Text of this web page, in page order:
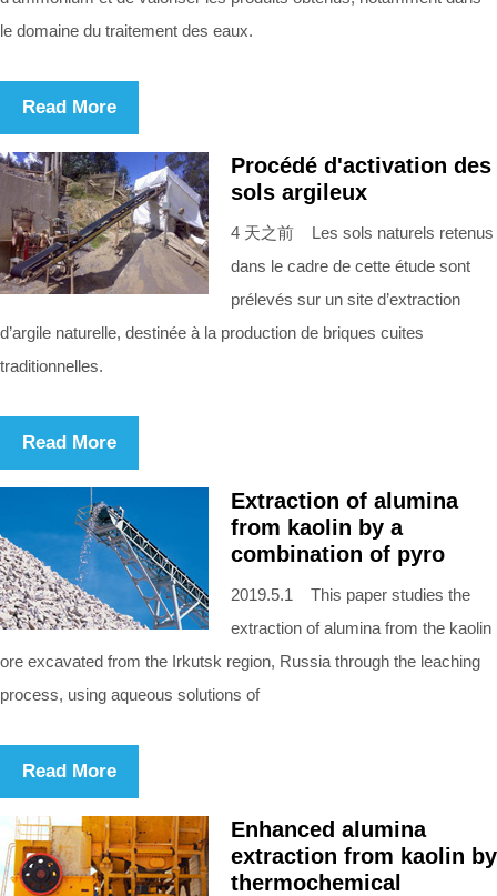
le domaine du traitement des eaux.
Read More
Procédé d'activation des
sols argileux
4 天之前 Les sols naturels retenus
dans le cadre de cette étude sont
prélevés sur un site d’extraction
d’argile naturelle, destinée à la production de briques cuites
traditionnelles.
Read More
Extraction of alumina
from kaolin by a
combination of pyro
2019.5.1 This paper studies the
extraction of alumina from the kaolin
ore excavated from the Irkutsk region, Russia through the leaching
process, using aqueous solutions of
Read More
Enhanced alumina
extraction from kaolin by
thermochemical